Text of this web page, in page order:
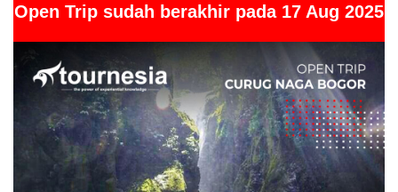
Open Trip sudah berakhir pada 17 Aug 2025